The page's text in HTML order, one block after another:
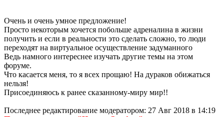
Очень и очень умное предложение!
Просто некоторым хочется побольше адреналина в жизни
получить и если в реальности это сделать сложно, то люди
переходят на виртуальное осуществление задуманного
Ведь намного интереснее изучать другие темы на этом
форуме.
Что касается меня, то я всех прощаю! На дураков обижаться
нельзя!
Присоединяюсь к ранее сказанному-миру мир!!
Последнее редактирование модератором: 27 Авг 2018 в 14:19